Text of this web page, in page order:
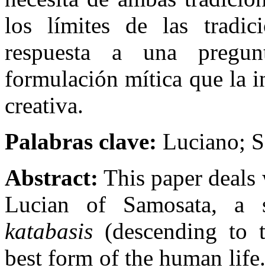
los límites de las
respuesta a una
formulación mítica que la
creativa.
Palabras clave: Luciano;
Abstract: This paper
Lucian of Samosata, a
katabasis (descending to
best form of the human